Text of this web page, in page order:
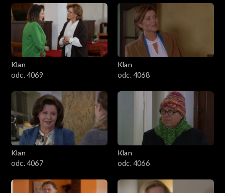
Klan
odc. 4069
Klan
odc. 4068
Klan
odc. 4067
Klan
odc. 4066